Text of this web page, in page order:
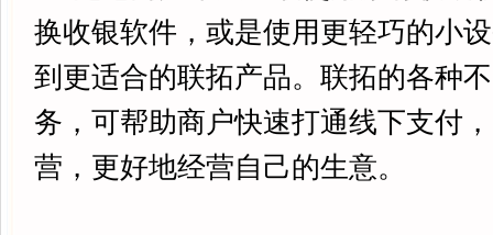
换收银软件，或是使用更轻巧的小
到更适合的联拓产品。联拓的各种
务，可帮助商户快速打通线下支付
营，更好地经营自己的生意。